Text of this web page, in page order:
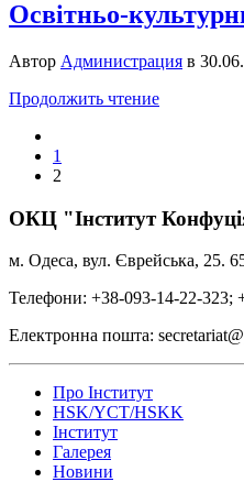
Освітньо-
Автор Администрация в
Продолжить чтение
1
2
ОКЦ "Інститут
м. Одеса, вул. Єврейська, 25.
Телефони: +38-093-14-22-323;
Електронна пошта:
Про Інститут
HSK/YCT/HSKK
Інститут
Галерея
Новини